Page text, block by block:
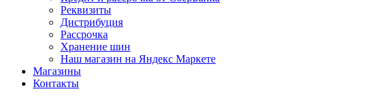
Реквизиты
Дистрибуция
Рассрочка
Хранение шин
Наш магазин на Яндекс Маркете
Магазины
Контакты